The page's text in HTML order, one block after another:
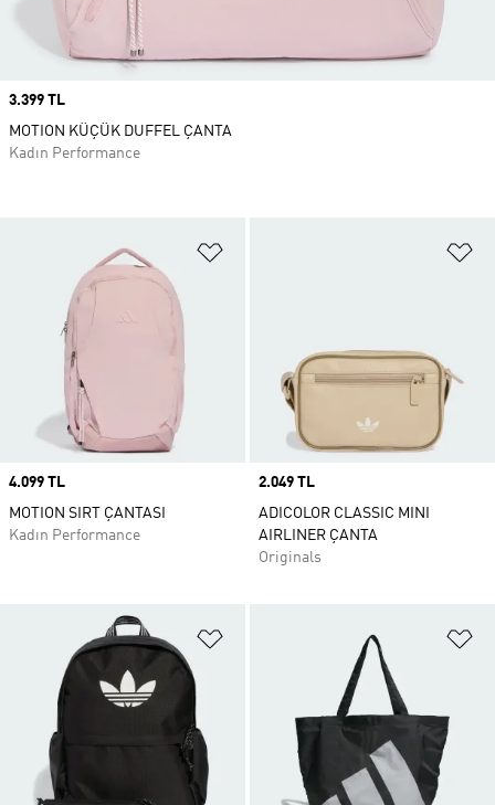
Price
4.099 TL
MOTION SIRT ÇANTASI
Kadın Performance
Price
2.049 TL
ADICOLOR CLASSIC MINI
AIRLINER ÇANTA
Originals
Favori Listesine Ekle
Price
3.399 TL
MOTION KÜÇÜK DUFFEL ÇANTA
Kadın Performance